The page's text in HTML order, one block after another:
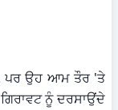
ਪਰ ਉਹ ਆਮ ਤੌਰ 'ਤੇ
ਨੂੰ ਦਰਸਾਉਂਦੇ